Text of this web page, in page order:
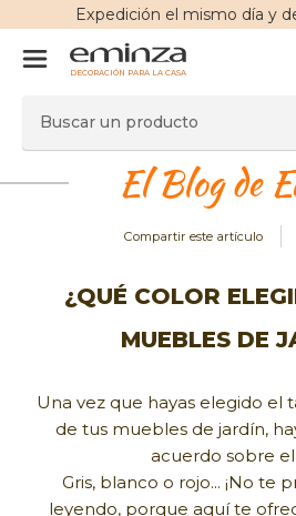
Expedición el mismo día y
DECORACIÓN PARA LA CASA
El Blog de
Compartir este artículo
¿QUÉ COLOR
MUEBLES DE
Una vez que hayas elegido el
de tus muebles de jardín,
acuerdo sobre
Gris, blanco o rojo... ¡No te
leyendo, porque aquí te